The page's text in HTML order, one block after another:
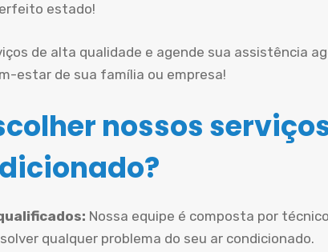
estado!
de alta qualidade e agende sua assistência
estar de sua família ou empresa!
nossos
Nossa equipe é composta por
qualquer problema do seu ar condicionado.